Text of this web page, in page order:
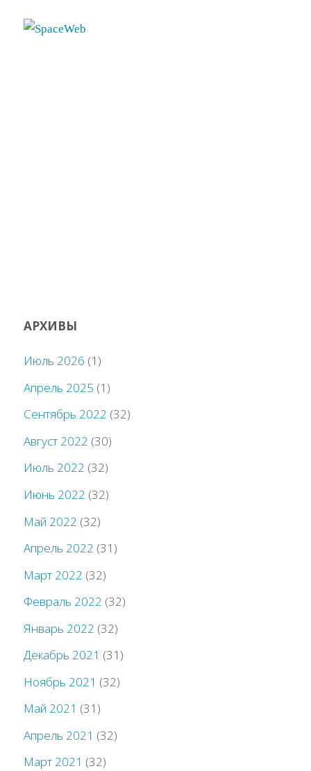
АРХИВЫ
Июль 2026 (1)
Апрель 2025 (1)
Сентябрь 2022 (32)
Август 2022 (30)
Июль 2022 (32)
Июнь 2022 (32)
Май 2022 (32)
Апрель 2022 (31)
Март 2022 (32)
Февраль 2022 (32)
Январь 2022 (32)
Декабрь 2021 (31)
Ноябрь 2021 (32)
Май 2021 (31)
Апрель 2021 (32)
Март 2021 (32)